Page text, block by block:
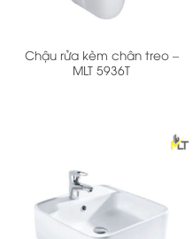
Chậu rửa kèm chân treo –
MLT 5936T